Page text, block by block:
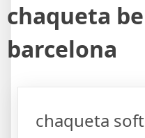
chaqueta
barcelona
chaqueta